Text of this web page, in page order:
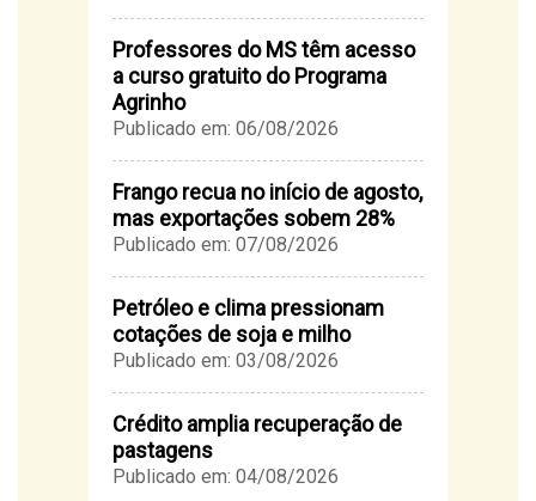
Professores do MS têm acesso
a curso gratuito do Programa
Agrinho
Publicado em: 06/08/2026
Frango recua no início de agosto,
mas exportações sobem 28%
Publicado em: 07/08/2026
Petróleo e clima pressionam
cotações de soja e milho
Publicado em: 03/08/2026
Crédito amplia recuperação de
pastagens
Publicado em: 04/08/2026